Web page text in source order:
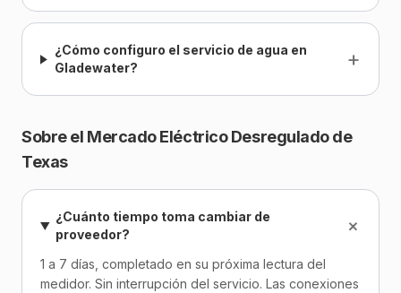
¿Cómo configuro el servicio de agua en
Gladewater?
+
Sobre el Mercado Eléctrico Desregulado de
Texas
¿Cuánto tiempo toma cambiar de
proveedor?
+
1 a 7 días, completado en su próxima lectura del
medidor. Sin interrupción del servicio. Las conexiones